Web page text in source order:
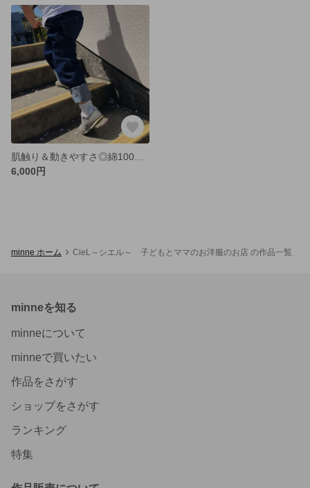
6,000円
minne ホーム CieL～シエル～ 子どもとママのお洋服のお店 の作品一覧
minneを知る
minneについて
minneで買いたい
作品をさがす
ショップをさがす
ランキング
特集